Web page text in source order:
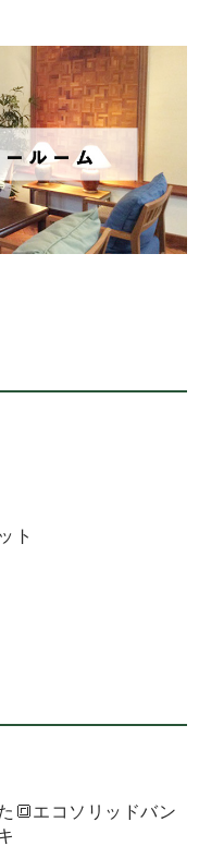
ト
🔳エコソリッドバン